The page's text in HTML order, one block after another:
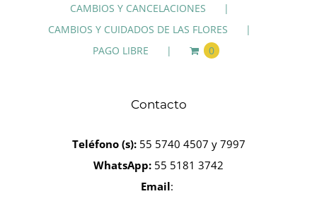
CAMBIOS Y CANCELACIONES
CAMBIOS Y CUIDADOS DE LAS FLORES
PAGO LIBRE
0
Contacto
Teléfono (s):55 5740 4507 y 7997
WhatsApp: 55 5181 3742
Email: